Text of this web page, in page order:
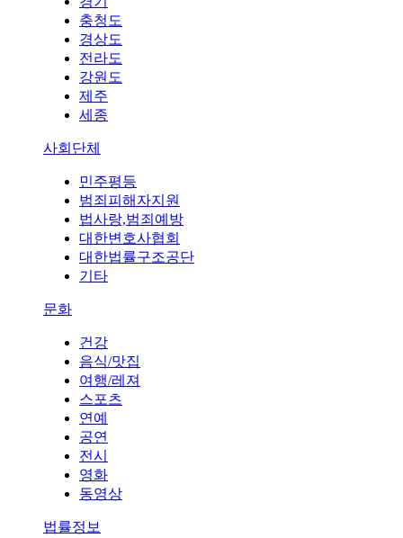
충청도
경상도
전라도
강원도
제주
세종
사회단체
민주평등
범죄피해자지원
법사랑,범죄예방
대한변호사협회
대한법률구조공단
기타
문화
건강
음식/맛집
여행/레져
스포츠
연예
공연
전시
영화
동영상
법률정보